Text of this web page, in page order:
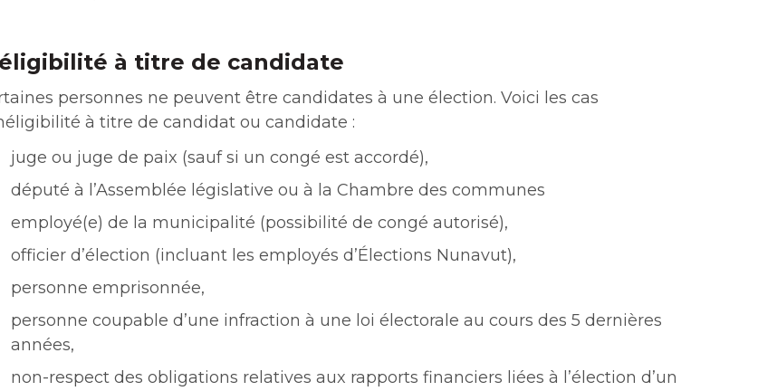
à titre de candidate
personnes ne peuvent être candidates à une élection. Voici les cas
à titre de candidat ou candidate :
juge ou juge de paix (sauf si un congé est accordé),
député à l’Assemblée législative ou à la Chambre des communes
employé(e) de la municipalité (possibilité de congé autorisé),
officier d’élection (incluant les employés d’Élections Nunavut),
personne emprisonnée,
personne coupable d’une infraction à une loi électorale au cours des 5 dernières
années,
non-respect des obligations relatives aux rapports financiers liées à l’élection d’un